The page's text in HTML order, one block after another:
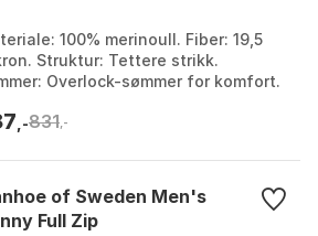
100% merinoull. Fiber: 19,5
Struktur: Tettere strikk.
Overlock-sømmer for komfort.
taupe, Tarm...
,-831 ,-
of Sweden Men's
Full Zip